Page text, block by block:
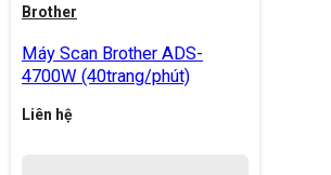
Brother
Máy Scan Brother ADS-
4700W (40trang/phút)
Liên hệ